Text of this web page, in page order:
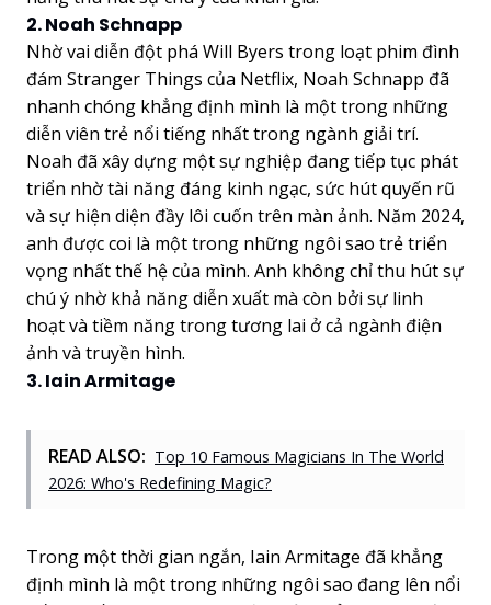
2. Noah Schnapp
Nhờ vai diễn đột phá Will Byers trong loạt phim đình
đám Stranger Things của Netflix, Noah Schnapp đã
nhanh chóng khẳng định mình là một trong những
diễn viên trẻ nổi tiếng nhất trong ngành giải trí.
Noah đã xây dựng một sự nghiệp đang tiếp tục phát
triển nhờ tài năng đáng kinh ngạc, sức hút quyến rũ
và sự hiện diện đầy lôi cuốn trên màn ảnh. Năm 2024,
anh được coi là một trong những ngôi sao trẻ triển
vọng nhất thế hệ của mình. Anh không chỉ thu hút sự
chú ý nhờ khả năng diễn xuất mà còn bởi sự linh
hoạt và tiềm năng trong tương lai ở cả ngành điện
ảnh và truyền hình.
3. Iain Armitage
READ ALSO: Top 10 Famous Magicians In The World
2026: Who's Redefining Magic?
Trong một thời gian ngắn, Iain Armitage đã khẳng
định mình là một trong những ngôi sao đang lên nổi